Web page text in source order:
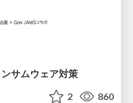
サムウェア対策
2 860